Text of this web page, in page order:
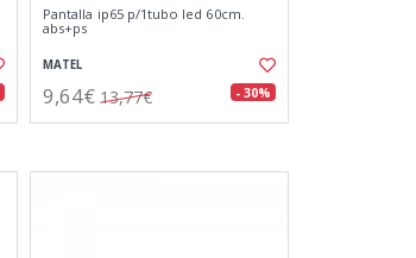
Pantalla ip65 p/1tubo led 60cm.
abs+ps
MATEL
9,64€ 13,77€ - 30%